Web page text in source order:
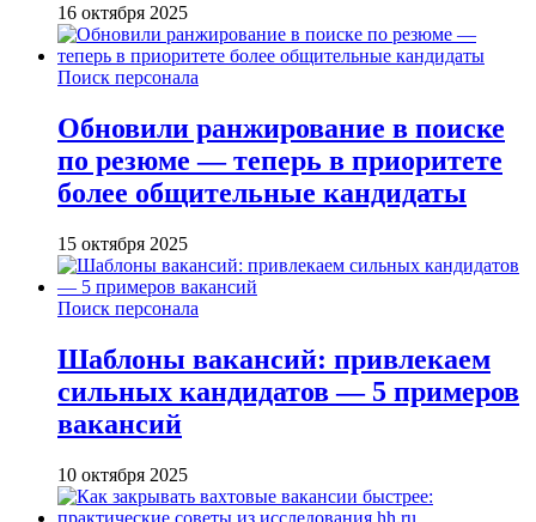
16 октября 2025
Поиск персонала
Обновили ранжирование в поиске
по резюме — теперь в приоритете
более общительные кандидаты
15 октября 2025
Поиск персонала
Шаблоны вакансий: привлекаем
сильных кандидатов — 5 примеров
вакансий
10 октября 2025